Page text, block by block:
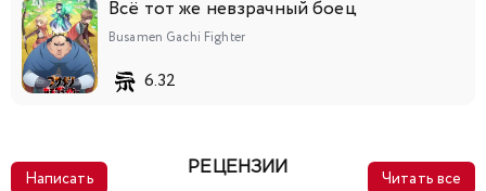
Всё тот же невзрачный боец
Busamen Gachi Fighter
6.32
Написать
РЕЦЕНЗИИ
Читать все